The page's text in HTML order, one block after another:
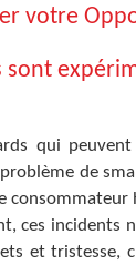
votre
sont
qui
de
consommateur
ces incidents
et tristesse,